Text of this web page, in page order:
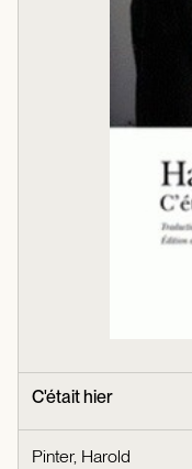
C'était hier
Pinter, Harold